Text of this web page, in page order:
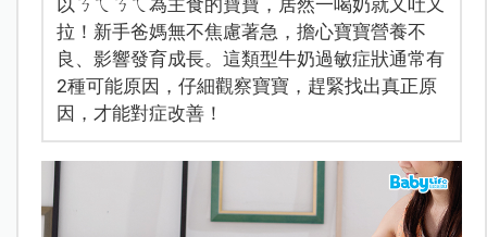
拉！新手爸媽無不焦慮著急，擔心寶寶營養不
良、影響發育成長。這類型牛奶過敏症狀通常有
2種可能原因，仔細觀察寶寶，趕緊找出真正原
因，才能對症改善！